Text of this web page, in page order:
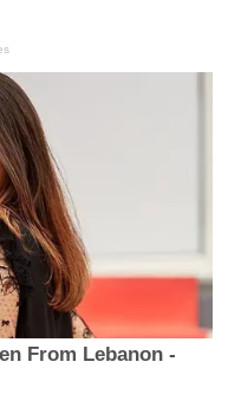
From Lebanon -